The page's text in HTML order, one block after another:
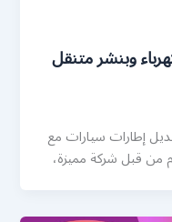
كراج كهرباء وبنشر متنقل
إطارات سيارات مع
من قبل شركة مميزة،